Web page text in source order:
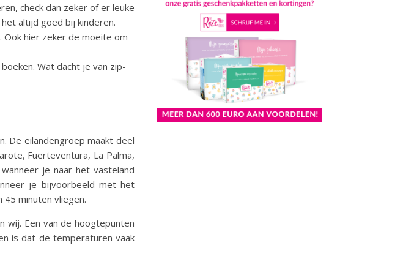
check dan zeker of er leuke
altijd goed bij kinderen.
Ook hier zeker de moeite om
Wat dacht je van zip-
De eilandengroep maakt deel
Fuerteventura, La Palma,
je naar het vasteland
je bijvoorbeeld met het
45 minuten vliegen.
wij. Een van de hoogtepunten
is dat de temperaturen vaak